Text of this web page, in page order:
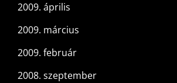
2009. április
2009. március
2009. február
2008. szeptember